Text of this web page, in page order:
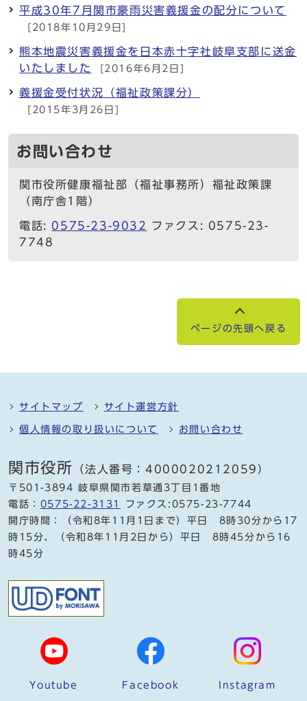
平成30年7月関市豪雨災害義援金の配分について
[2018年10月29日]
熊本地震災害義援金を日本赤十字社岐阜支部に送金
いたしました
[2016年6月2日]
義援金受付状況（福祉政策課分）
[2015年3月26日]
お問い合わせ
関市役所健康福祉部（福祉事務所）福祉政策課
（南庁舎1階）
電話: 0575-23-9032
ファクス: 0575-23-
7748
ページの先頭へ戻る
サイトマップ サイト運営方針
個人情報の取り扱いについて お問い合わせ
関市役所 （法人番号：4000020212059）
〒501-3894 岐阜県関市若草通3丁目1番地
電話： 0575-22-3131
ファクス:0575-23-7744
開庁時間：（令和8年11月1日まで）平日 8時30分から17
時15分、（令和8年11月2日から）平日 8時45分から16
時45分
Youtube Facebook Instagram